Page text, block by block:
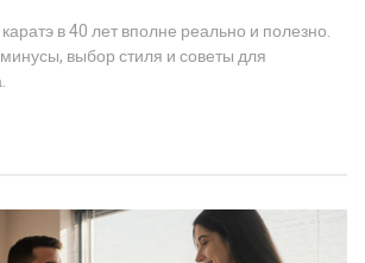
в 40 лет вполне реально и полезно.
выбор стиля и советы для